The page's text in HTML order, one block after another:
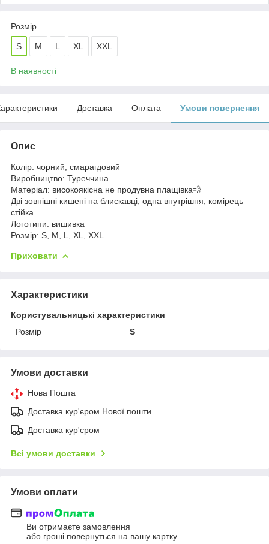
Розмір
S M L XL XXL
В наявності
Доставка Оплата Умови повернення
Опис
Колір: чорний, смарагдовий
Виробництво: Туреччина
Матеріал: високоякісна не продувна плащівка💨
Дві зовнішні кишені на блискавці, одна внутрішня, комірець
стійка
Логотипи: вишивка
Розмір: S, M, L, XL, XXL
Приховати
Характеристики
Користувальницькі характеристики
Розмір
S
Умови доставки
Нова Пошта
Доставка кур'єром Нової пошти
Доставка кур'єром
Всі умови доставки
Умови оплати
Ви отримаєте замовлення
або гроші повернуться на вашу картку